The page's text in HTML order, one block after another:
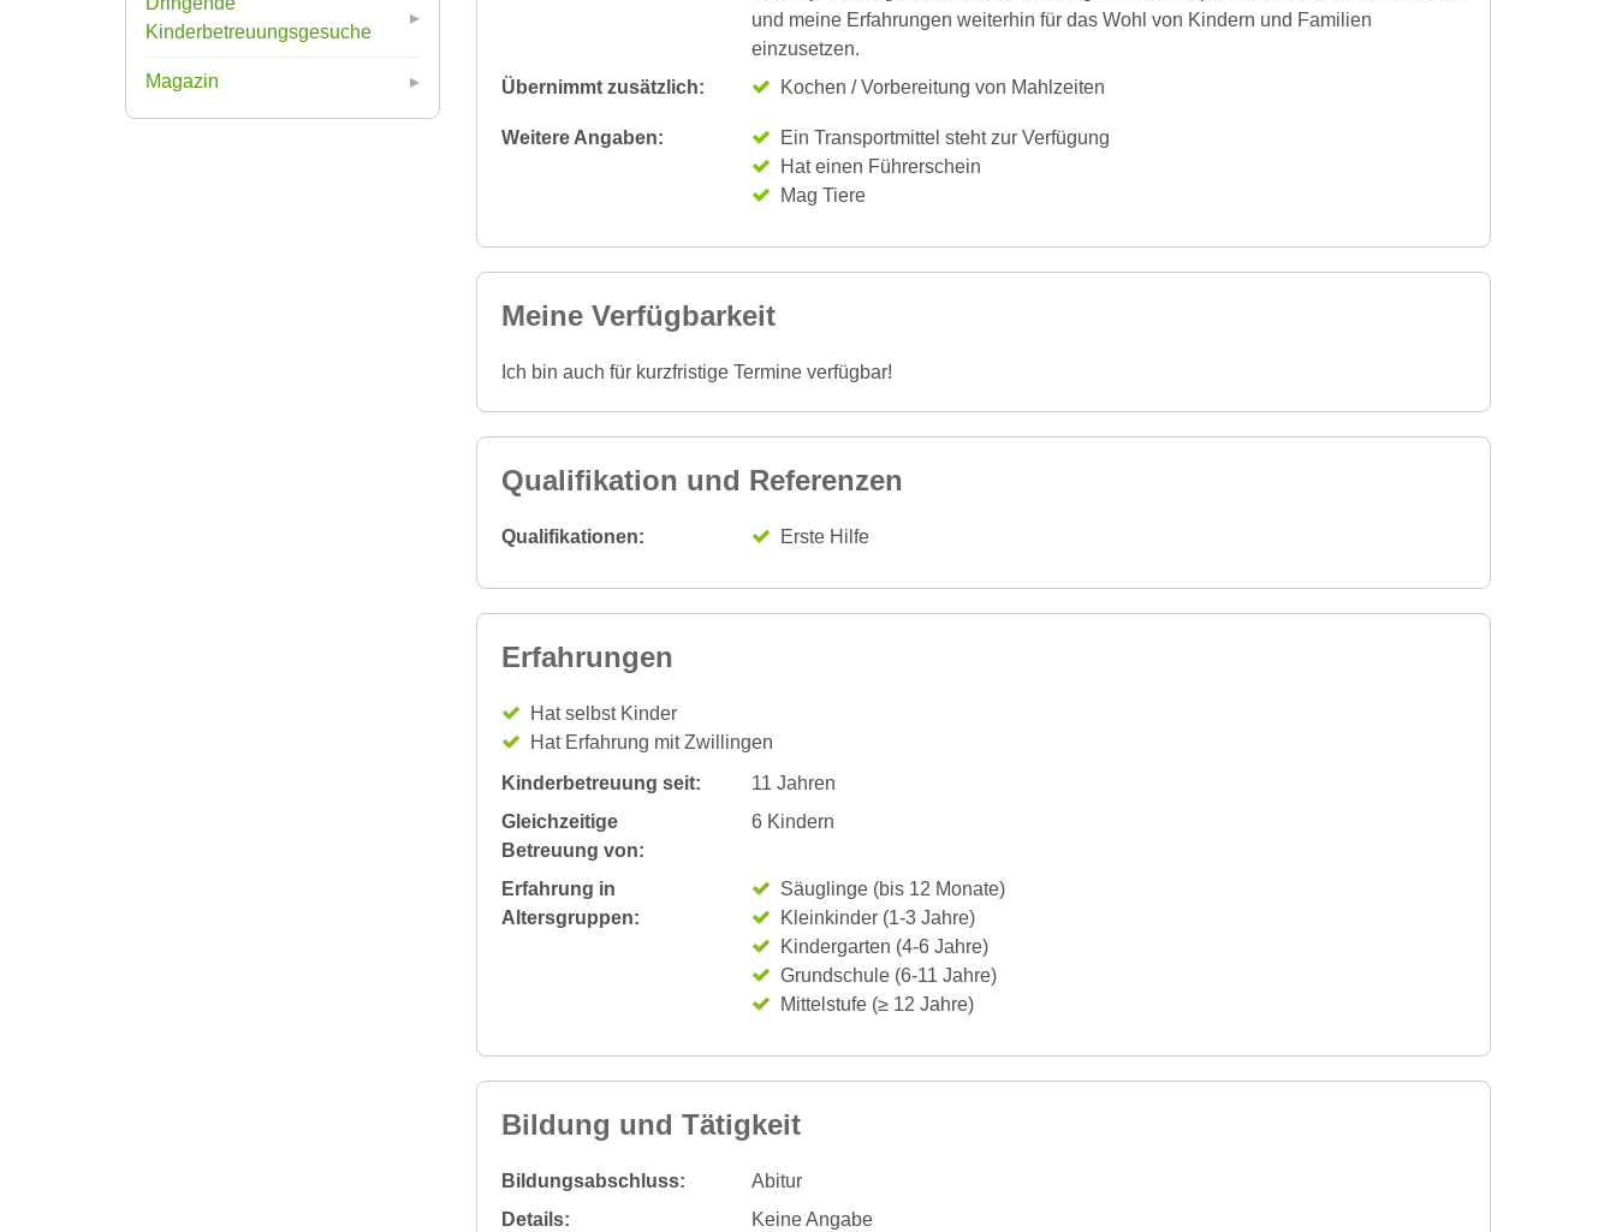
Kinderbetreuungsgesuche
Magazin
und meine Erfahrungen weiterhin für das Wohl von Kindern und Familien
einzusetzen.
Übernimmt zusätzlich:
Kochen / Vorbereitung von Mahlzeiten
Weitere Angaben:
Ein Transportmittel steht zur Verfügung
Hat einen Führerschein
Mag Tiere
Meine Verfügbarkeit
Ich bin auch für kurzfristige Termine verfügbar!
Qualifikation und Referenzen
Qualifikationen: Erste Hilfe
Erfahrungen
Hat selbst Kinder
Hat Erfahrung mit Zwillingen
Kinderbetreuung seit:
11 Jahren
Gleichzeitige
Betreuung von:
6 Kindern
Erfahrung in
Altersgruppen:
Säuglinge (bis 12 Monate)
Kleinkinder (1-3 Jahre)
Kindergarten (4-6 Jahre)
Grundschule (6-11 Jahre)
Mittelstufe (≥ 12 Jahre)
Bildung und Tätigkeit
Bildungsabschluss:
Abitur
Details:
Keine Angabe